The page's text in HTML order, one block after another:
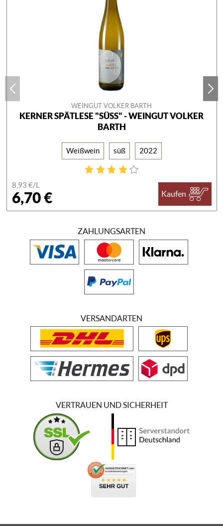
WEINGUT VOLKER BARTH
KERNER SPÄTLESE "SÜSS" - WEINGUT VOLKER B
ARTH
Weißwein süß 2022
8,93 €/L
6,70 € Kaufen
ZAHLUNGSARTEN
VERSANDARTEN
VERTRAUEN UND SICHERHEIT